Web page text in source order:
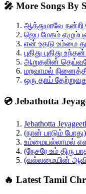
🎤 More Songs By
ஆத்துமாவே நன்றி
ஜெப மேகம்
என் உதடு உம்மை
புதிது புதிது
ஆறுதலின் தெய்வமே
மறவாமல்
ஒரு தாய்
💿 Jebathotta
Jebathotta
(நான் பாடும் போது)
உம்மையல்லாமல்
(நேசரே உம் திரு
(வல்லமையின்
🔥 Latest Tamil